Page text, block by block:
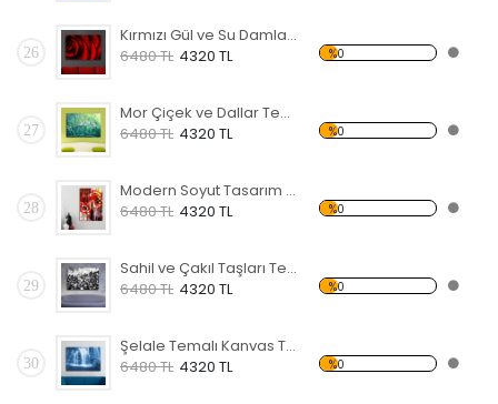
26
Kırmızı Gül ve Su Damlaları Kanvas Tablo
6480 TL 4320 TL %0
27
Mor Çiçek ve Dallar Temalı Kanvas Tablo
6480 TL 4320 TL %0
28
Modern Soyut Tasarım 25 Temalı Kanvas Tablo
6480 TL 4320 TL %0
29
Sahil ve Çakıl Taşları Temalı Kanvas Tablo
6480 TL 4320 TL %0
30
Şelale Temalı Kanvas Tablo
6480 TL 4320 TL %0